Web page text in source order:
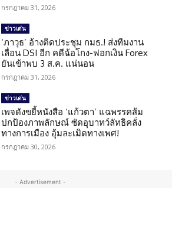
กรกฎาคม 31, 2026
ข่าวเด่น
‘ภาวุธ’ อ้างติดประชุม กมธ.! ส่งทีมงาน
เลื่อน DSI อีก คดีฉ้อโกง-ฟอกเงิน Forex
ยันเข้าพบ 3 ส.ค. แน่นอน
กรกฎาคม 31, 2026
ข่าวเด่น
เพจดังขยี้หนังสือ ‘แก้วตา’ แฉพรรคส้ม
ปกป้องภาพลักษณ์ ซัดอุบาทว์ลัทธิคลั่ง
ทางการเมือง อุ้มละเมิดทางเพศ!
กรกฎาคม 30, 2026
- Advertisement -